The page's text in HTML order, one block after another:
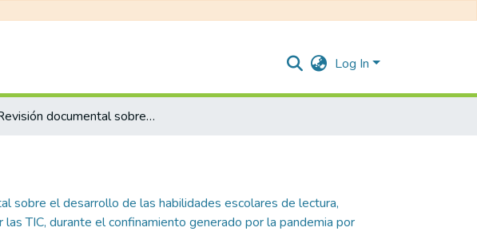
Log In
Revisión documental sobre el desarrollo de las habilidades escolares de lectura, escritura y cálculo, de los niños y niñas en etapa escolar que tuvieron educación mediada por las TIC, durante el confinamiento generado por la pandemia por COVID-19 /
sobre el desarrollo de las habilidades escolares de lectura,
TIC, durante el confinamiento generado por la pandemia por